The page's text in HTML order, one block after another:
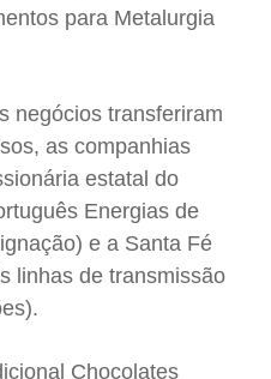
para Metalurgia
negócios transferiram
as companhias
estatal do
Energias de
e a Santa Fé
linhas de transmissão
Chocolates